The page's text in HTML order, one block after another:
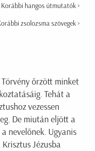
Korábbi hangos útmutatók >
zsolozsma szövegek >
őrzött minket
Tehát a
vezessen
De miután eljött a
nevelőnek. Ugyanis
Jézusba